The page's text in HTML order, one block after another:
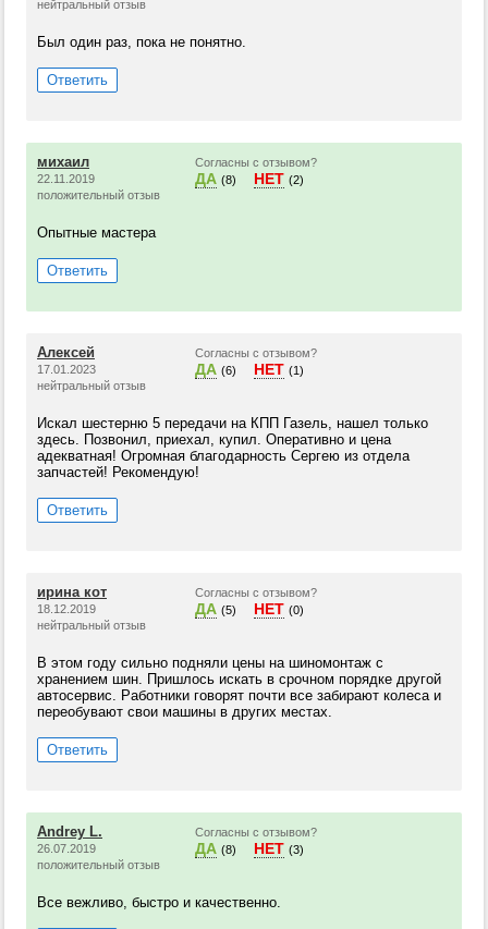
нейтральный отзыв
Был один раз, пока не понятно.
Ответить
михаил
22.11.2019
положительный отзыв
Согласны с отзывом?
ДА (8) НЕТ (2)
Опытные мастера
Ответить
Алексей
17.01.2023
нейтральный отзыв
Согласны с отзывом?
ДА (6) НЕТ (1)
Искал шестерню 5 передачи на КПП Газель, нашел только
здесь. Позвонил, приехал, купил. Оперативно и цена
адекватная! Огромная благодарность Сергею из отдела
запчастей! Рекомендую!
Ответить
ирина кот
18.12.2019
нейтральный отзыв
Согласны с отзывом?
ДА (5) НЕТ (0)
В этом году сильно подняли цены на шиномонтаж с
хранением шин. Пришлось искать в срочном порядке другой
автосервис. Работники говорят почти все забирают колеса и
переобувают свои машины в других местах.
Ответить
Andrey L.
26.07.2019
положительный отзыв
Согласны с отзывом?
ДА (8) НЕТ (3)
Все вежливо, быстро и качественно.